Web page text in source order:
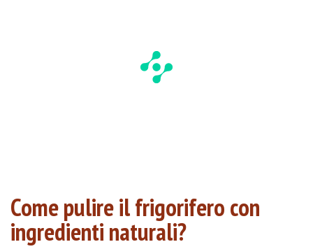
Come pulire il frigorifero con
ingredienti naturali?